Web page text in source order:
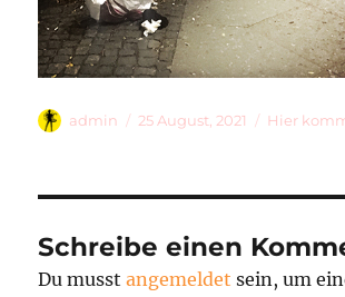
Autor
admin
Veröffentlicht
25 August, 2021 Hier
Schreibe einen
Du musstangemeldet sein, um